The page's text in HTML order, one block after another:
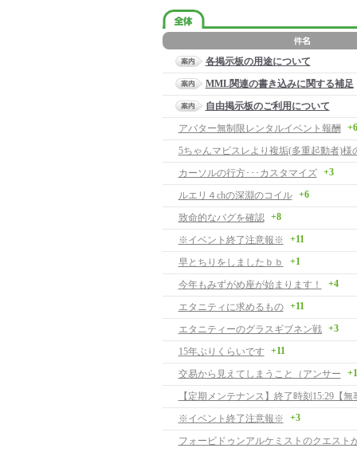
各掲示板の用途について
MML関連の書き込みに関する補足
自由掲示板のご利用について
アバター無制限レンタルイベント報酬
+6
5ちゃんマビスレより複垢(多重起動者)様
カーソルの行方･･･カスタマイズ
+3
ルエリ４chの深淵のコイル +6
致命的なバグを確認 +8
※イベント終了注意報※ +11
早とちりをしましたｂｂ +1
今年もみずがめ座が始まります！ +4
エタニティに求めるもの +11
エタニティーのグラスギブネン戦 +3
15年ぶりくらいです +11
交易から見えてしまうこと（アンサー
【定期メンテナンス】終了時刻15:29【無
※イベント終了注意報※
+3